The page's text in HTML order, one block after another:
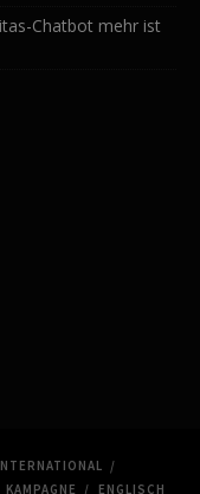
Chatbot mehr ist
KAMPAGNE ENGLISCH